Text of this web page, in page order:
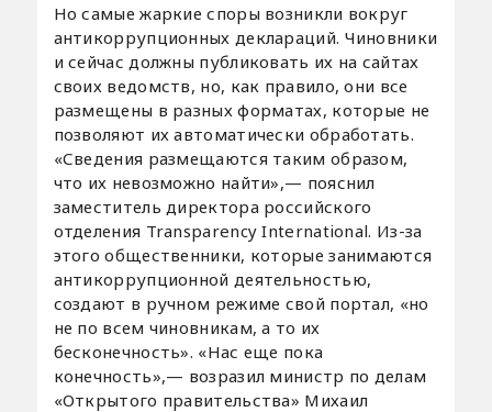
Но самые жаркие споры возникли вокруг
антикоррупционных деклараций. Чиновники
и сейчас должны публиковать их на сайтах
своих ведомств, но, как правило, они все
размещены в разных форматах, которые не
позволяют их автоматически обработать.
«Сведения размещаются таким образом,
что их невозможно найти»,— пояснил
заместитель директора российского
отделения Transparency International. Из-за
этого общественники, которые занимаются
антикоррупционной деятельностью,
создают в ручном режиме свой портал, «но
не по всем чиновникам, а то их
бесконечность». «Нас еще пока
конечность»,— возразил министр по делам
«Открытого правительства» Михаил